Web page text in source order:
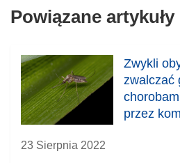
Powiązane artykuły
Zwykli
zwalczać
przez
23 Sierpnia 2022